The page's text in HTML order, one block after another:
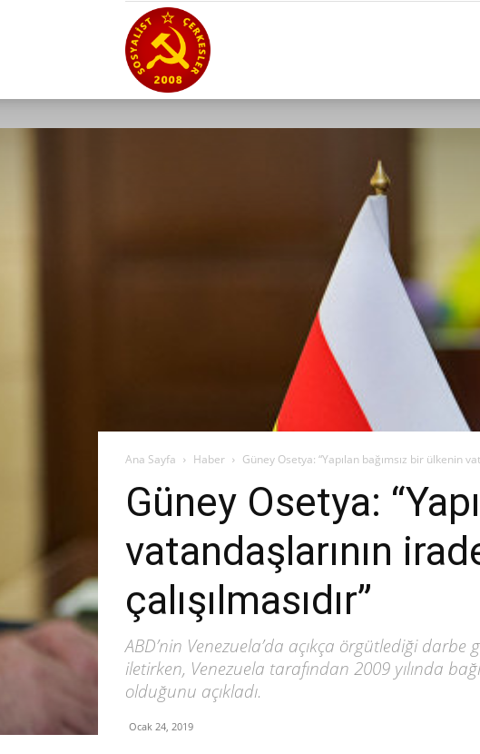
Sosyalist
Ana Sayfa Haber Güney Osetya: “Yapılan bağımsız bir ülkenin
Güney Osetya:
vatandaşlarının
çalışılmasıdır”
ABD’nin Venezuela’da açıkça örgütlediği
iletirken, Venezuela tarafından 2009 yılında
olduğunu açıkladı.
Ocak 24, 2019